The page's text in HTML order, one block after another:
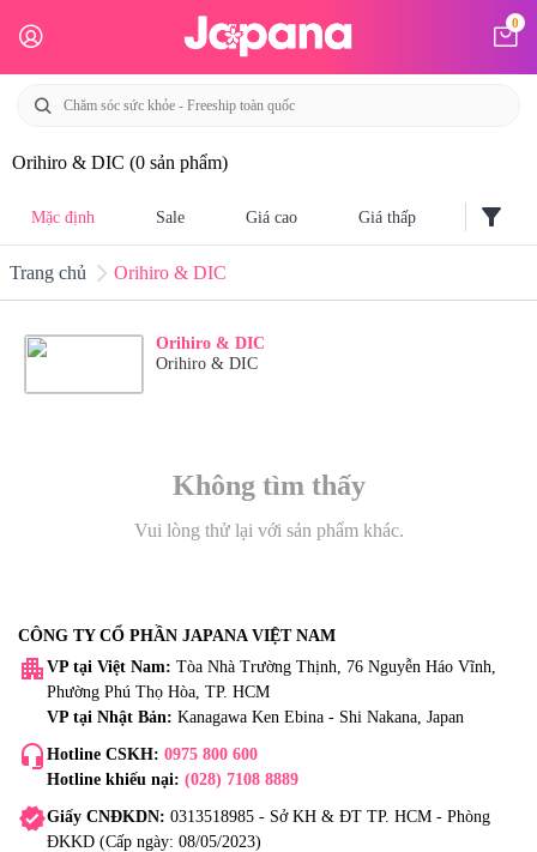
0
Orihiro & DIC (0 sản phẩm)
Mặc định Sale Giá cao Giá thấp filter_alt
Trang chủ Orihiro & DIC
Orihiro & DIC
Orihiro & DIC
Không tìm thấy
Vui lòng thử lại với sản phẩm khác.
CÔNG TY CỔ PHẦN JAPANA VIỆT NAM
apartment VP tại Việt Nam: Tòa Nhà Trường Thịnh, 76 Nguyễn Háo Vĩnh,
Phường Phú Thọ Hòa, TP. HCM
VP tại Nhật Bản: Kanagawa Ken Ebina - Shi Nakana, Japan
headset_mic Hotline CSKH: 0975 800 600
Hotline khiếu nại: (028) 7108 8889
verifiedGiấy CNĐKDN: 0313518985 - Sở KH & ĐT TP. HCM - Phòng
ĐKKD (Cấp ngày: 08/05/2023)